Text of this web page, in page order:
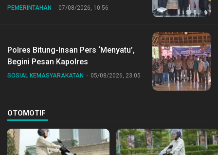
PEMERINTAHAN 07/08/2026, 10:56
Polres Bitung-Insan Pers ‘Menyatu’,
Begini Pesan Kapolres
SOSIAL KEMASYARAKATAN 05/08/2026, 23:05
OTOMOTIF